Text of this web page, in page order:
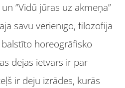
”Vidū jūras uz akmeņa”
savu vērienīgo, filozofijā
horeogrāfisko
dejas ietvars ir par
ir deju izrādes, kurās